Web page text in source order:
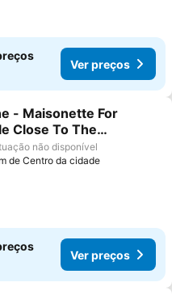
Ver preços
aos favoritos
- Maisonette For
Close To The
não disponível
de Centro da cidade
Ver preços